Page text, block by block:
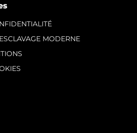
MODERNE